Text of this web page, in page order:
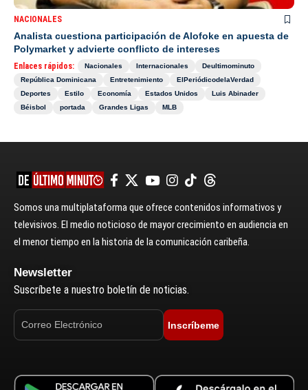
NACIONALES
Analista cuestiona participación de Alofoke en apuesta de
Polymarket y advierte conflicto de intereses
Enlaces rápidos: Nacionales Internacionales
Deultimominuto
República Dominicana
Entretenimiento
ElPeriódicodelaVerdad
Deportes
Estilo Economía Estados Unidos
Luis Abinader
Béisbol
portada Grandes Ligas MLB
Somos una multiplataforma que ofrece contenidos informativos y
televisivos. El medio noticioso de mayor crecimiento en audiencia en
el menor tiempo en la historia de la comunicación caribeña.
Newsletter
Suscríbete a nuestro boletín de noticias.
Inscríbeme